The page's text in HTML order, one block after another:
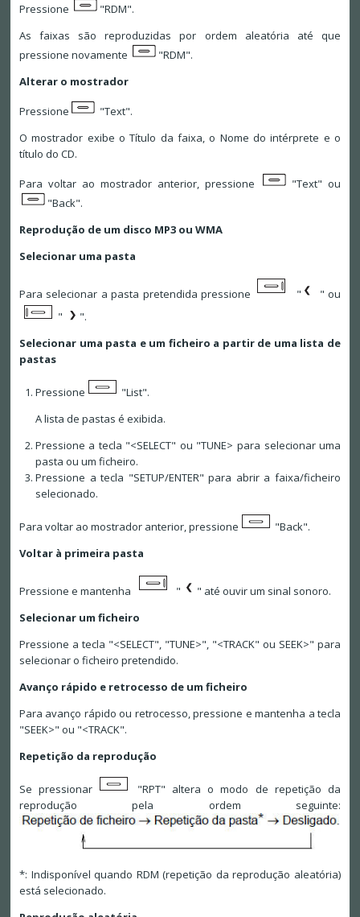
Pressione
"RDM".
As faixas são reproduzidas por ordem aleatória até que
pressione novamente
"RDM".
Alterar o mostrador
Pressione
"Text".
O mostrador exibe o Título da faixa, o Nome do intérprete e o
título do CD.
Para voltar ao mostrador anterior, pressione
"Text" ou
"Back".
Reprodução de um disco MP3 ou WMA
Selecionar uma pasta
Para selecionar a pasta pretendida pressione "
" ou
"
".
Selecionar uma pasta e um ficheiro a partir de uma lista de
pastas
Pressione
"List".
A lista de pastas é exibida.
Pressione a tecla "<SELECT" ou "TUNE> para selecionar uma
pasta ou um ficheiro.
Pressione a tecla "SETUP/ENTER" para abrir a faixa/ficheiro
selecionado.
Para voltar ao mostrador anterior, pressione
"Back".
Voltar à primeira pasta
Pressione e mantenha "
" até ouvir um sinal sonoro.
Selecionar um ficheiro
Pressione a tecla "<SELECT", "TUNE>", "<TRACK" ou SEEK>" para
selecionar o ficheiro pretendido.
Avanço rápido e retrocesso de um ficheiro
Para avanço rápido ou retrocesso, pressione e mantenha a tecla
"SEEK>" ou "<TRACK".
Repetição da reprodução
Se pressionar
"RPT" altera o modo de repetição da
reprodução pela ordem seguinte:
*: Indisponível quando RDM (repetição da reprodução aleatória)
está selecionado.